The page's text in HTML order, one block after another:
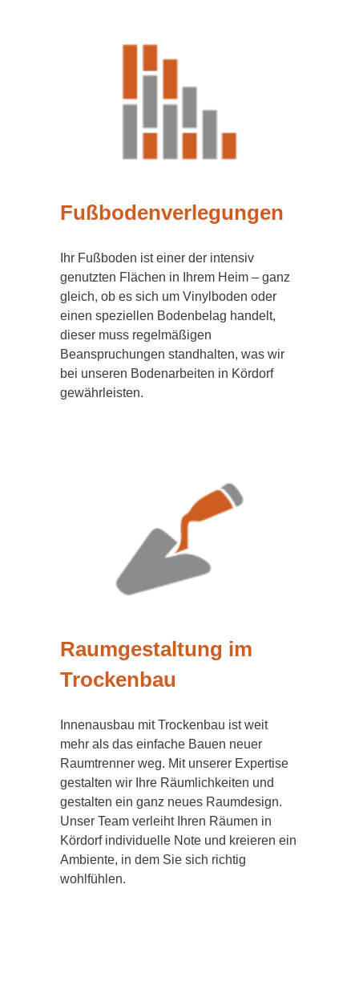
Fußbodenverlegungen
Ihr Fußboden ist einer der intensiv
genutzten Flächen in Ihrem Heim – ganz
gleich, ob es sich um Vinylboden oder
einen speziellen Bodenbelag handelt,
dieser muss regelmäßigen
Beanspruchungen standhalten, was wir
bei unseren Bodenarbeiten in Kördorf
gewährleisten.
Raumgestaltung im
Trockenbau
Innenausbau mit Trockenbau ist weit
mehr als das einfache Bauen neuer
Raumtrenner weg. Mit unserer Expertise
gestalten wir Ihre Räumlichkeiten und
gestalten ein ganz neues Raumdesign.
Unser Team verleiht Ihren Räumen in
Kördorf individuelle Note und kreieren ein
Ambiente, in dem Sie sich richtig
wohlfühlen.